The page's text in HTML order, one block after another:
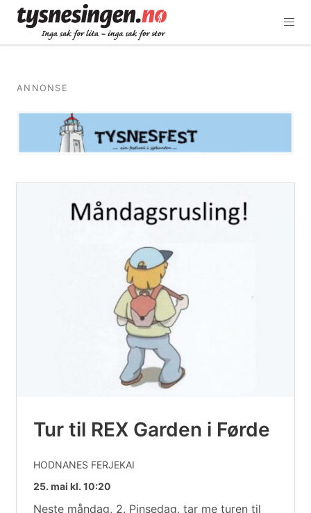
ANNONSE
Tur til REX Garden i Førde
HODNANES FERJEKAI
25. mai kl. 10:20
Neste måndag, 2. Pinsedag, tar me turen til